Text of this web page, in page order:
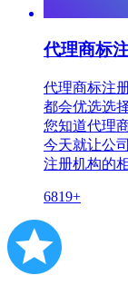
代理商标
代理商标注
都会优选选
您知道代理
今天就让公
注册机构的
6819+